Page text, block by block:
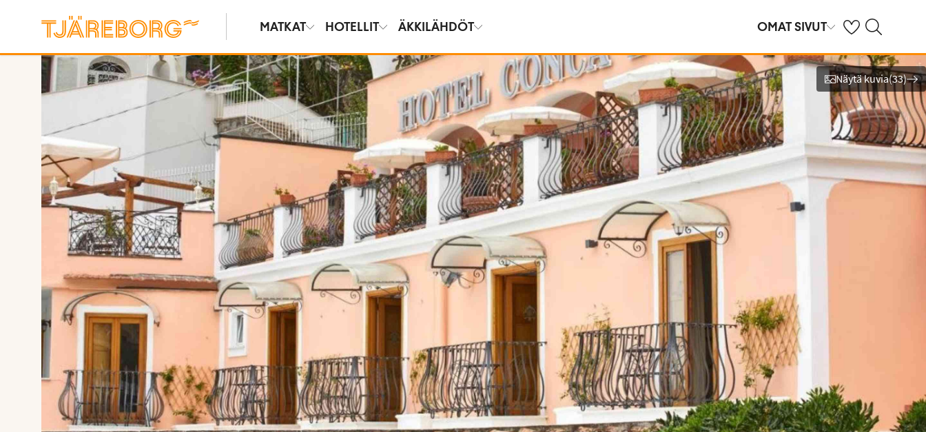
MATKAT HOTELLIT ÄKKILÄHDÖT OMAT SIVUT OmatHaku
Näytä kuvia
Näytä kuvia(33)